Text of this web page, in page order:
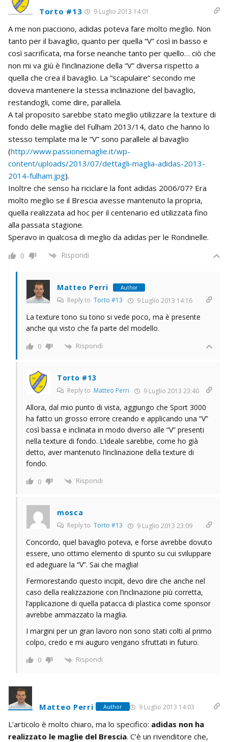
Torto #13 9 Luglio 2013 14:01
A me non piacciono, adidas poteva fare molto meglio. Non
tanto per il bavaglio, quanto per quella “V” così in basso e
così sacrificata, ma forse neanche tanto per quello… ciò che
non mi va giù è l’inclinazione della “V” diversa rispetto a
quella che crea il bavaglio. La “scapulaire” secondo me
doveva mantenere la stessa inclinazione del bavaglio,
restandogli, come dire, parallela.
A tal proposito sarebbe stato meglio utilizzare la texture di
fondo delle maglie del Fulham 2013/14, dato che hanno lo
stesso template ma le “V” sono parallele al bavaglio
(http://www.passionemaglie.it/wp-
content/uploads/2013/07/dettagli-maglia-adidas-2013-
2014-fulham.jpg).
Inoltre che senso ha riciclare la font adidas 2006/07? Era
molto meglio se il Brescia avesse mantenuto la propria,
quella realizzata ad hoc per il centenario ed utilizzata fino
alla passata stagione.
Speravo in qualcosa di meglio da adidas per le Rondinelle.
0 Rispondi
Matteo Perri Author
Reply to Torto #13 9 Luglio 2013 14:16
La texture tono su tono si vede poco, ma è presente
anche qui visto che fa parte del modello.
0 Rispondi
Torto #13
Reply to Matteo Perri 9 Luglio 2013 23:40
Allora, dal mio punto di vista, aggiungo che Sport 3000
ha fatto un grosso errore creando e applicando una “V”
così bassa e inclinata in modo diverso alle “V” presenti
nella texture di fondo. L’ideale sarebbe, come ho già
detto, aver mantenuto l’inclinazione della texture di
fondo.
0 Rispondi
mosca
Reply to Torto #13 9 Luglio 2013 23:09
Concordo, quel bavaglio poteva, e forse avrebbe dovuto
essere, uno ottimo elemento di spunto su cui sviluppare
ed adeguare la “V”. Sai che maglia!
Fermorestando questo incipit, devo dire che anche nel
caso della realizzazione con l’inclinazione più corretta,
l’applicazione di quella patacca di plastica come sponsor
avrebbe ammazzato la maglia.
I margini per un gran lavoro non sono stati colti al primo
colpo, credo e mi auguro vengano sfruttati in futuro.
0 Rispondi
Matteo Perri Author 9 Luglio 2013 14:03
L’articolo è molto chiaro, ma lo specifico: adidas non ha
realizzato le maglie del Brescia. C’è un rivenditore che,